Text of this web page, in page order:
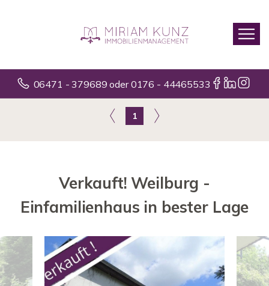
06471 - 379689 oder 0176 - 44465533
1
Verkauft! Weilburg -
Einfamilienhaus in bester Lage